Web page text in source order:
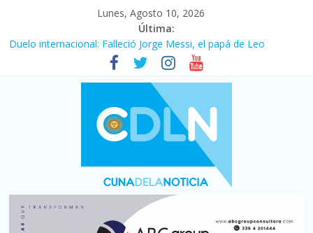
Lunes, Agosto 10, 2026
Última:
Duelo internacional: Falleció Jorge Messi, el papá de Leo
El consumo sigue frenado: las ventas minoristas cayeron 3,8 en
julio y acumulan siete meses en baja
Newell’s cayó 2 a 1 ante Defensa y Justicia en Florencio Varela
por la cuarta fecha del Clausura
El agro argentino logró un récord histórico de exportaciones en
el primer semestre de 2026
La construcción cayó 4,1% en junio y registró su cuarta baja del